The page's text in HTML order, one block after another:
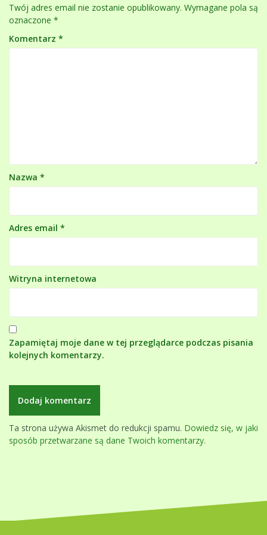
Twój adres email nie zostanie opublikowany. Wymagane pola są
oznaczone *
Komentarz *
Nazwa *
Adres email *
Witryna internetowa
Zapamiętaj moje dane w tej przeglądarce podczas pisania
kolejnych komentarzy.
Ta strona używa Akismet do redukcji spamu. Dowiedz się, w jaki
sposób przetwarzane są dane Twoich komentarzy.